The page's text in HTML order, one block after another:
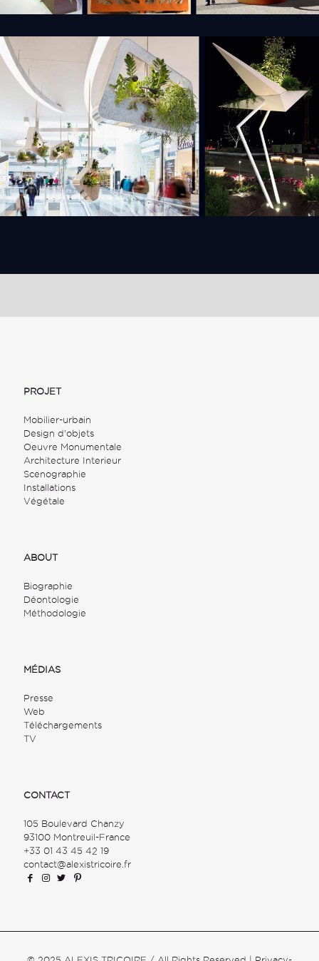
PROJET
Mobilier-urbain
Design d'objets
Oeuvre Monumentale
Architecture Interieur
Scenographie
Installations
Végétale
ABOUT
Biographie
Déontologie
Méthodologie
MÉDIAS
Presse
Web
Téléchargements
TV
CONTACT
105 Boulevard Chanzy
93100 Montreuil-France
+33 01 43 45 42 19
contact@alexistricoire.fr